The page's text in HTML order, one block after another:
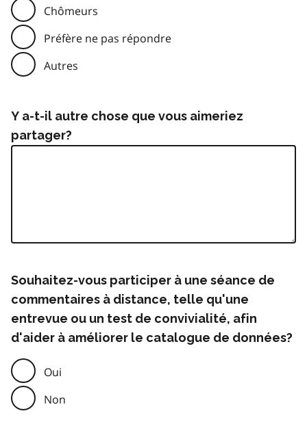
Chômeurs
Préfère ne pas répondre
Autres
Y a-t-il autre chose que vous aimeriez
partager?
Souhaitez-vous participer à une séance de
commentaires à distance, telle qu'une
entrevue ou un test de convivialité, afin
d'aider à améliorer le catalogue de données?
Oui
Non